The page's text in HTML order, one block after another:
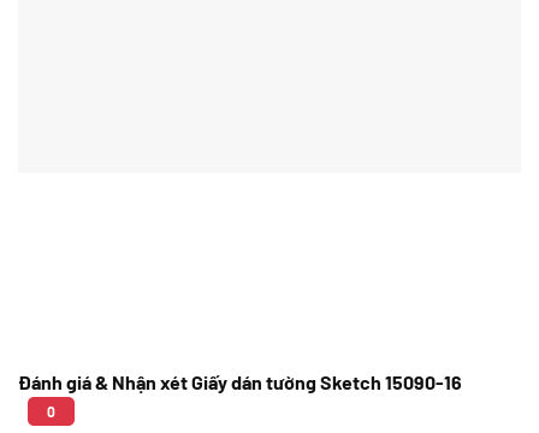
Đánh giá & Nhận xét Giấy dán tường Sketch 15090-16
0